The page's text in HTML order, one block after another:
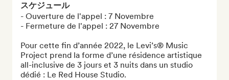
スケジュール
- Ouverture de l'appel : 7 Novembre
- Fermeture de l'appel : 27 Novembre
Pour cette fin d’année 2022, le Levi’s® Music
Project prend la forme d’une résidence artistique
all-inclusive de 3 jours et 3 nuits dans un studio
dédié : Le Red House Studio.